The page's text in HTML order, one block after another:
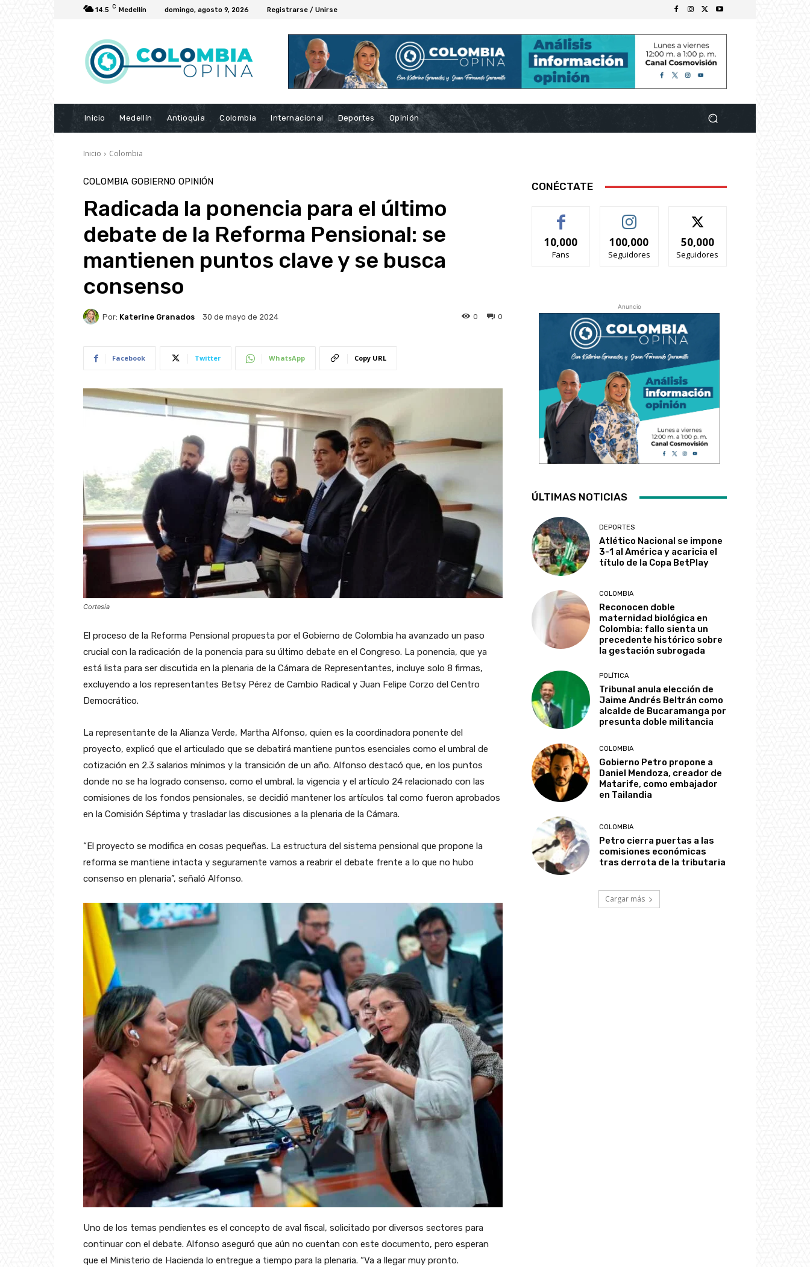
14.5 C Medellín domingo, agosto 9, 2026 Registrarse / Unirse
Inicio Medellín Antioquia Colombia Internacional Deportes Opinión
Inicio Colombia
COLOMBIA GOBIERNO OPINIÓN
Radicada la ponencia para el último
debate de la Reforma Pensional: se
mantienen puntos clave y se busca
consenso
Por: Katerine Granados 30 de mayo de 2024 0
0
Facebook Twitter WhatsApp Copy URL
Cortesía
El proceso de la Reforma Pensional propuesta por el Gobierno de Colombia ha avanzado un paso
crucial con la radicación de la ponencia para su último debate en el Congreso. La ponencia, que ya
está lista para ser discutida en la plenaria de la Cámara de Representantes, incluye solo 8 firmas,
excluyendo a los representantes Betsy Pérez de Cambio Radical y Juan Felipe Corzo del Centro
Democrático.
La representante de la Alianza Verde, Martha Alfonso, quien es la coordinadora ponente del
proyecto, explicó que el articulado que se debatirá mantiene puntos esenciales como el umbral de
cotización en 2.3 salarios mínimos y la transición de un año. Alfonso destacó que, en los puntos
donde no se ha logrado consenso, como el umbral, la vigencia y el artículo 24 relacionado con las
comisiones de los fondos pensionales, se decidió mantener los artículos tal como fueron aprobados
en la Comisión Séptima y trasladar las discusiones a la plenaria de la Cámara.
“El proyecto se modifica en cosas pequeñas. La estructura del sistema pensional que propone la
reforma se mantiene intacta y seguramente vamos a reabrir el debate frente a lo que no hubo
consenso en plenaria”, señaló Alfonso.
Uno de los temas pendientes es el concepto de aval fiscal, solicitado por diversos sectores para
continuar con el debate. Alfonso aseguró que aún no cuentan con este documento, pero esperan
que el Ministerio de Hacienda lo entregue a tiempo para la plenaria. “Va a llegar muy pronto.
CONÉCTATE
10,000
Fans
100,000
Seguidores
50,000
Seguidores
Anuncio
ÚLTIMAS NOTICIAS
DEPORTES
Atlético Nacional se impone
3-1 al América y acaricia el
título de la Copa BetPlay
COLOMBIA
Reconocen doble
maternidad biológica en
Colombia: fallo sienta un
precedente histórico sobre
la gestación subrogada
POLÍTICA
Tribunal anula elección de
Jaime Andrés Beltrán como
alcalde de Bucaramanga por
presunta doble militancia
COLOMBIA
Gobierno Petro propone a
Daniel Mendoza, creador de
Matarife, como embajador
en Tailandia
COLOMBIA
Petro cierra puertas a las
comisiones económicas
tras derrota de la tributaria
Cargar más